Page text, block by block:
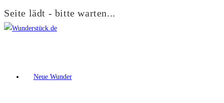
Seite lädt - bitte warten...
Zum
Neue Wunder